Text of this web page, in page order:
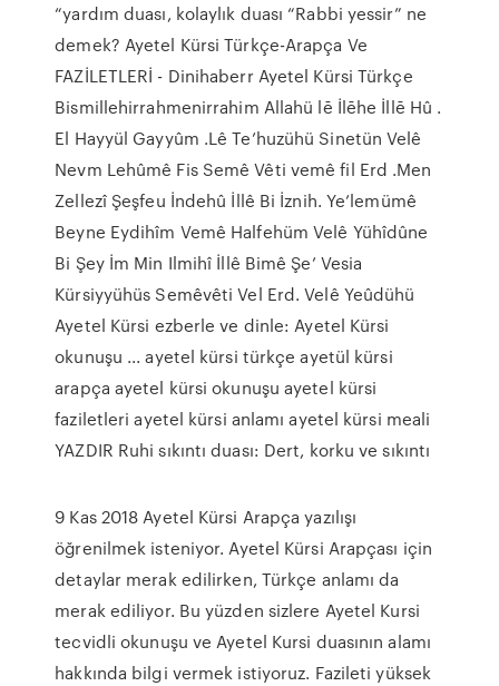
“yardım duası, kolaylık duası “Rabbi yessir” ne
demek? Ayetel Kürsi Türkçe-Arapça Ve
FAZİLETLERİ - Dinihaberr Ayetel Kürsi Türkçe
Bismillehirrahmenirrahim Allahü lē İlēhe İllē Hû .
El Hayyül Gayyûm .Lê Te’huzühü Sinetün Velê
Nevm Lehûmê Fis Semê Vêti vemê fil Erd .Men
Zellezî Şeşfeu İndehû İllê Bi İznih. Ye’lemümê
Beyne Eydihîm Vemê Halfehüm Velê Yühîdûne
Bi Şey İm Min Ilmihî İllê Bimê Şe’ Vesia
Kürsiyyühüs Semêvêti Vel Erd. Velê Yeûdühü
Ayetel Kürsi ezberle ve dinle: Ayetel Kürsi
okunuşu ... ayetel kürsi türkçe ayetül kürsi
arapça ayetel kürsi okunuşu ayetel kürsi
faziletleri ayetel kürsi anlamı ayetel kürsi meali
YAZDIR Ruhi sıkıntı duası: Dert, korku ve sıkıntı
9 Kas 2018 Ayetel Kürsi Arapça yazılışı
öğrenilmek isteniyor. Ayetel Kürsi Arapçası için
detaylar merak edilirken, Türkçe anlamı da
merak ediliyor. Bu yüzden sizlere Ayetel Kursi
tecvidli okunuşu ve Ayetel Kursi duasının alamı
hakkında bilgi vermek istiyoruz. Fazileti yüksek